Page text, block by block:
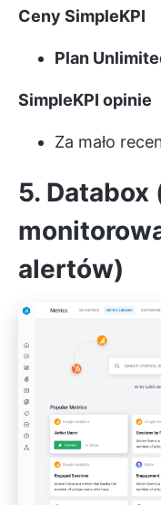
Ceny SimpleKPI
Plan
SimpleKPI opinie
Za mało
5.
alertów)